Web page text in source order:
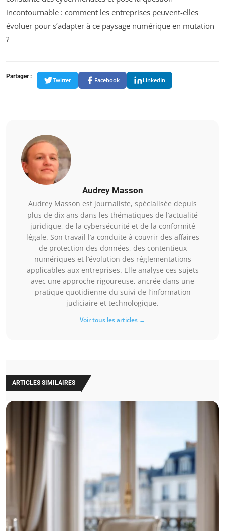
incontournable : comment les entreprises peuvent-elles
évoluer pour s’adapter à ce paysage numérique en mutation
?
Partager :
Twitter Facebook LinkedIn
Audrey Masson
Audrey Masson est journaliste, spécialisée depuis
plus de dix ans dans les thématiques de l’actualité
juridique, de la cybersécurité et de la conformité
légale. Son travail l’a conduite à couvrir des affaires
de protection des données, des contentieux
numériques et l’évolution des réglementations
applicables aux entreprises. Elle analyse ces sujets
avec une approche rigoureuse, ancrée dans une
pratique quotidienne du suivi de l’information
judiciaire et technologique.
Voir tous les articles →
ARTICLES SIMILAIRES